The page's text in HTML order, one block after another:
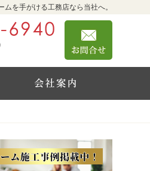
を手がける工務店なら当社へ。
0467-39-6940
営業時間9:00～